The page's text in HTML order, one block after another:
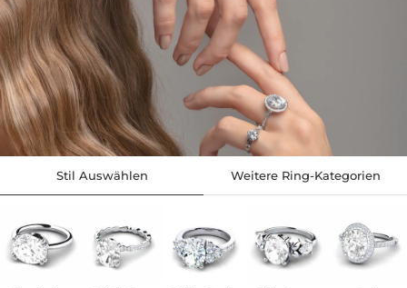
Stil Auswählen Weitere Ring-Kategorien